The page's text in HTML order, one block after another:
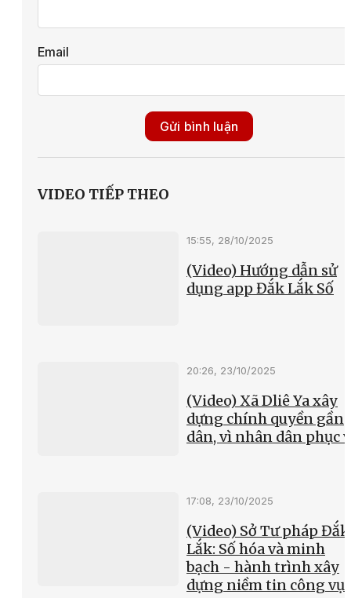
Email
Gửi bình luận
VIDEO TIẾP THEO
15:55, 28/10/2025
(Video) Hướng dẫn sử
dụng app Đắk Lắk Số
20:26, 23/10/2025
(Video) Xã Dliê Ya xây
dựng chính quyền gần
dân, vì nhân dân phục
17:08, 23/10/2025
(Video) Sở Tư pháp Đắk
Lắk: Số hóa và minh
bạch - hành trình xây
dựng niềm tin công vụ